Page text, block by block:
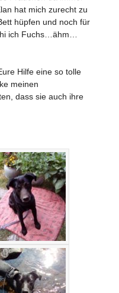
hat mich zurecht zu
hüpfen und noch für
ich Fuchs…ähm…
Hilfe eine so tolle
meinen
dass sie auch ihre